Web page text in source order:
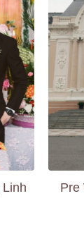
Pre